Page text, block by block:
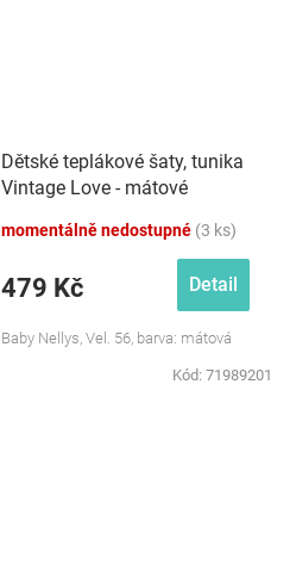
Dětské teplákové šaty, tunika
Vintage Love - mátové
momentálně nedostupné (3 ks)
479 Kč Detail
Baby Nellys, Vel. 56, barva: mátová
Kód: 71989201